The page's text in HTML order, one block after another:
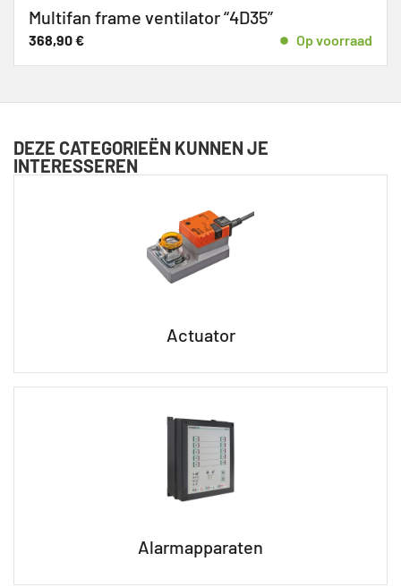
Multifan frame ventilator “4D35”
368,90€ Op voorraad
DEZE CATEGORIEËN KUNNEN JE
INTERESSEREN
Actuator
Alarmapparaten